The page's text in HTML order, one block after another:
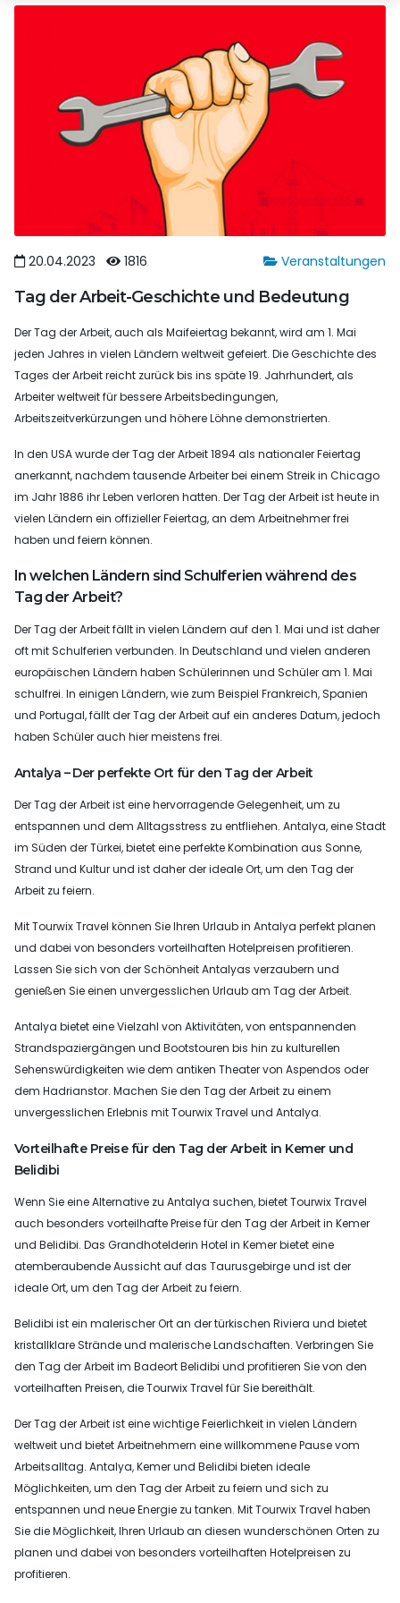
Veranstaltungen
20.04.2023 1816
Tag der Arbeit-Geschichte und Bedeutung
Der Tag der Arbeit, auch als Maifeiertag bekannt, wird am 1. Mai
jeden Jahres in vielen Ländern weltweit gefeiert. Die Geschichte des
Tages der Arbeit reicht zurück bis ins späte 19. Jahrhundert, als
Arbeiter weltweit für bessere Arbeitsbedingungen,
Arbeitszeitverkürzungen und höhere Löhne demonstrierten.
In den USA wurde der Tag der Arbeit 1894 als nationaler Feiertag
anerkannt, nachdem tausende Arbeiter bei einem Streik in Chicago
im Jahr 1886 ihr Leben verloren hatten. Der Tag der Arbeit ist heute in
vielen Ländern ein offizieller Feiertag, an dem Arbeitnehmer frei
haben und feiern können.
In welchen Ländern sind Schulferien während des
Tag der Arbeit?
Der Tag der Arbeit fällt in vielen Ländern auf den 1. Mai und ist daher
oft mit Schulferien verbunden. In Deutschland und vielen anderen
europäischen Ländern haben Schülerinnen und Schüler am 1. Mai
schulfrei. In einigen Ländern, wie zum Beispiel Frankreich, Spanien
und Portugal, fällt der Tag der Arbeit auf ein anderes Datum, jedoch
haben Schüler auch hier meistens frei.
Antalya – Der perfekte Ort für den Tag der Arbeit
Der Tag der Arbeit ist eine hervorragende Gelegenheit, um zu
entspannen und dem Alltagsstress zu entfliehen. Antalya, eine Stadt
im Süden der Türkei, bietet eine perfekte Kombination aus Sonne,
Strand und Kultur und ist daher der ideale Ort, um den Tag der
Arbeit zu feiern.
Mit Tourwix Travel können Sie Ihren Urlaub in Antalya perfekt planen
und dabei von besonders vorteilhaften Hotelpreisen profitieren.
Lassen Sie sich von der Schönheit Antalyas verzaubern und
genießen Sie einen unvergesslichen Urlaub am Tag der Arbeit.
Antalya bietet eine Vielzahl von Aktivitäten, von entspannenden
Strandspaziergängen und Bootstouren bis hin zu kulturellen
Sehenswürdigkeiten wie dem antiken Theater von Aspendos oder
dem Hadrianstor. Machen Sie den Tag der Arbeit zu einem
unvergesslichen Erlebnis mit Tourwix Travel und Antalya.
Vorteilhafte Preise für den Tag der Arbeit in Kemer und
Belidibi
Wenn Sie eine Alternative zu Antalya suchen, bietet Tourwix Travel
auch besonders vorteilhafte Preise für den Tag der Arbeit in Kemer
und Belidibi. Das Grandhotelderin Hotel in Kemer bietet eine
atemberaubende Aussicht auf das Taurusgebirge und ist der
ideale Ort, um den Tag der Arbeit zu feiern.
Belidibi ist ein malerischer Ort an der türkischen Riviera und bietet
kristallklare Strände und malerische Landschaften. Verbringen Sie
den Tag der Arbeit im Badeort Belidibi und profitieren Sie von den
vorteilhaften Preisen, die Tourwix Travel für Sie bereithält.
Der Tag der Arbeit ist eine wichtige Feierlichkeit in vielen Ländern
weltweit und bietet Arbeitnehmern eine willkommene Pause vom
Arbeitsalltag. Antalya, Kemer und Belidibi bieten ideale
Möglichkeiten, um den Tag der Arbeit zu feiern und sich zu
entspannen und neue Energie zu tanken. Mit Tourwix Travel haben
Sie die Möglichkeit, Ihren Urlaub an diesen wunderschönen Orten zu
planen und dabei von besonders vorteilhaften Hotelpreisen zu
profitieren.